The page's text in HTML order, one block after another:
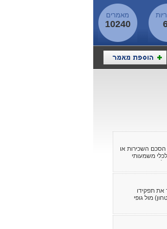
מאמרים
10240
הסכם השכירות או
משמעותי
נזקים.
את תפקידו
מול גופי
ונפקדות, ייצוג
הגנה על זכויות